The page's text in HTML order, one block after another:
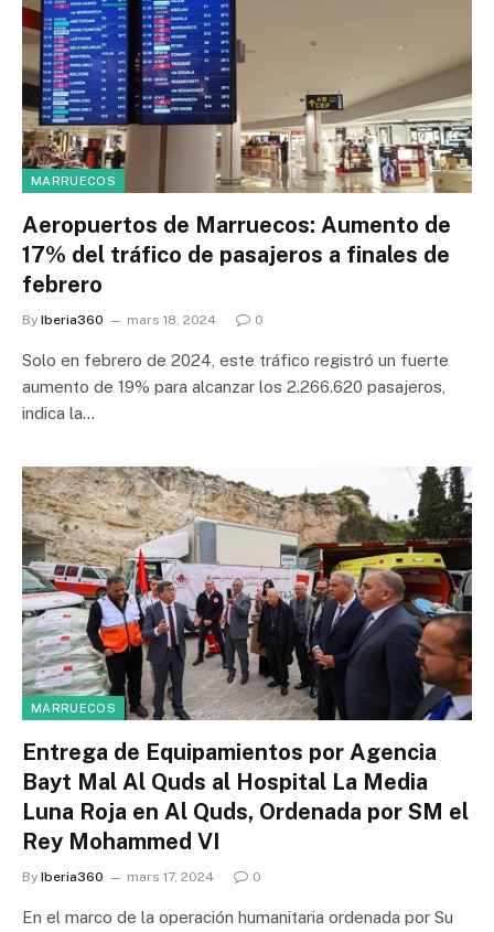
MARRUECOS
Aeropuertos de Marruecos: Aumento de
17% del tráfico de pasajeros a finales de
febrero
By Iberia360 mars 18, 2024 0
Solo en febrero de 2024, este tráfico registró un fuerte
aumento de 19% para alcanzar los 2.266.620 pasajeros,
indica la…
MARRUECOS
Entrega de Equipamientos por Agencia
Bayt Mal Al Quds al Hospital La Media
Luna Roja en Al Quds, Ordenada por SM el
Rey Mohammed VI
By Iberia360 mars 17, 2024 0
En el marco de la operación humanitaria ordenada por Su